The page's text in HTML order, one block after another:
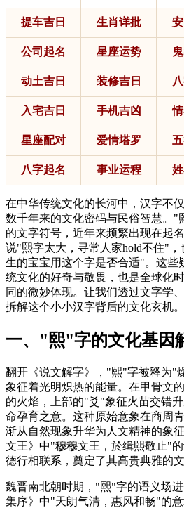
提车吉日 生肖详批
公司起名 星座运势
动土吉日 装修吉日
入宅吉日 手机吉凶
星座配对 爱情塔罗
八字起名 事业运程
在中华传统文化的长河中，汉字不
数千年来的文化密码与民俗智慧。"
的文字符号，近年来频繁出现在起
说"熙字太大，寻常人家hold不住"，
生的宝宝用这个字是否合适"。这些
统文化的好奇与敬畏，也是全球化
同的微妙体现。让我们透过文字学
拆解这个小小汉字背后的文化玄机。
一、"熙"字的文化基因
翻开《说文解字》，"熙"字被释为"
象征着光明炽热的能量。在甲骨文
的火焰，上部的"爻"象征火苗交错
命孕育之意。这种原始意象在商周
渐从自然现象升华为人文精神的象
文王》中"穆穆文王，於缉熙敬止"
德行相联系，奠定了其高贵典雅的文
魏晋南北朝时期，"熙"字的语义场
集序》中"天朗气清，惠风和畅"的